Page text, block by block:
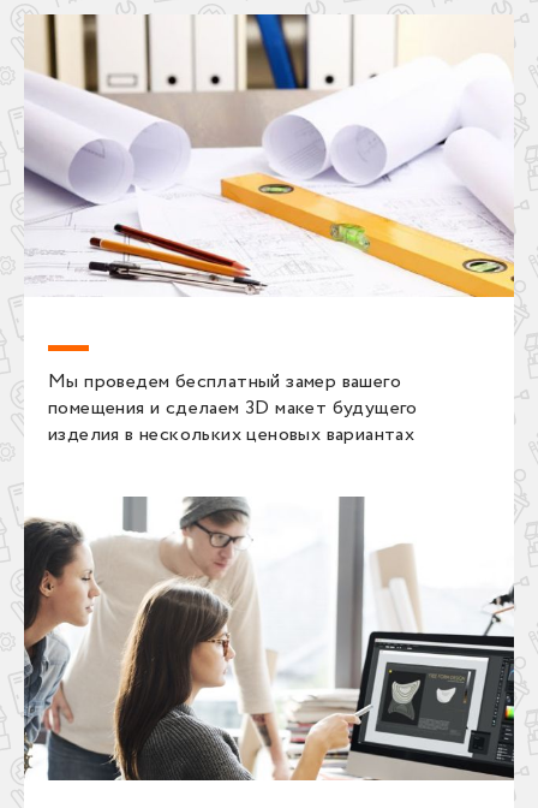
Мы проведем бесплатный замер вашего
помещения и сделаем 3D макет будущего
изделия в нескольких ценовых вариантах